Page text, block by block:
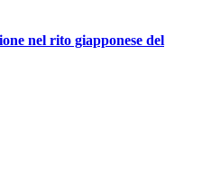
nel rito giapponese del